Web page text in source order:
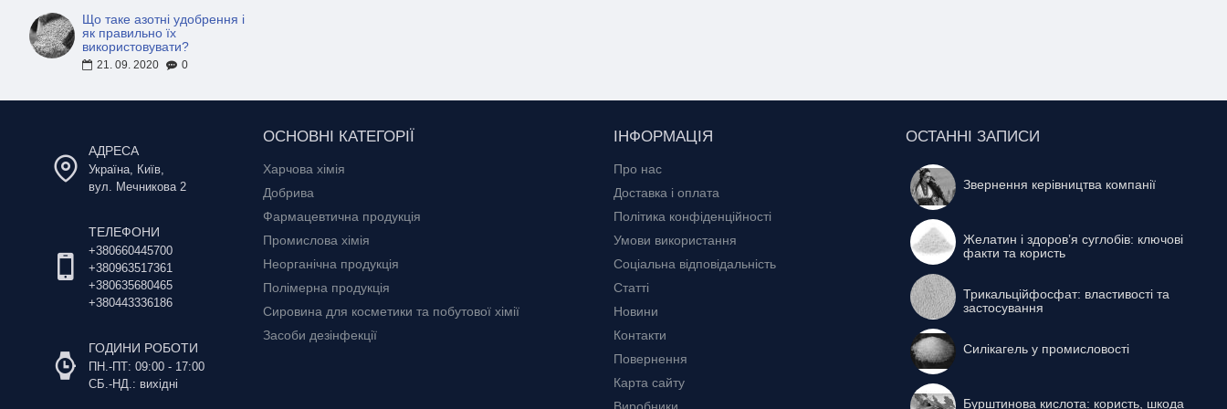
Скорочення
Рац. формула
Стан
Молярна маса 101,1032 г/моль
Щільність
Твердість
Що таке азотні удобрення і
як правильно їх
використовувати?
21. 09. 2020 0
АДРЕСА
Україна, Київ,
вул. Мечникова 2
ТЕЛЕФОНИ
+380660445700
+380963517361
+380635680465
+380443336186
ГОДИНИ РОБОТИ
ПН.-ПТ: 09:00 - 17:00
СБ.-НД.: вихідні
ОСНОВНІ КАТЕГОРІЇ
Харчова хімія
Добрива
Фармацевтична продукція
Промислова хімія
Неорганічна продукція
Полімерна продукція
Сировина для косметики та побутової хімії
Засоби дезінфекції
ІНФОРМАЦІЯ
Про нас
Доставка і оплата
Політика конфіденційності
Умови використання
Соціальна відповідальність
Статті
Новини
Контакти
Повернення
Карта сайту
Виробники
ОСТАННІ ЗАПИСИ
Звернення керівництва компанії
Желатин і здоров’я суглобів: ключові
факти та користь
Трикальційфосфат: властивості та
застосування
Силікагель у промисловості
Бурштинова кислота: користь, шкода